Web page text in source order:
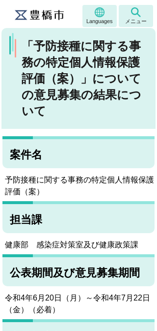
Languages メニュー
「予防接種に関する事
務の特定個人情報保護
評価（案）」について
の意見募集の結果につ
いて
案件名
予防接種に関する事務の特定個人情報保護
評価（案）
担当課
健康部 感染症対策室及び健康政策課
公表期間及び意見募集期間
令和4年6月20日（月）～令和4年7月22日
（金）（必着）